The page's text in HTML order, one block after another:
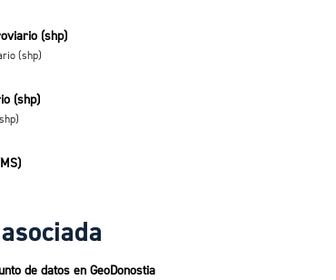
(shp)
(shp)
(shp)
de datos en GeoDonostia